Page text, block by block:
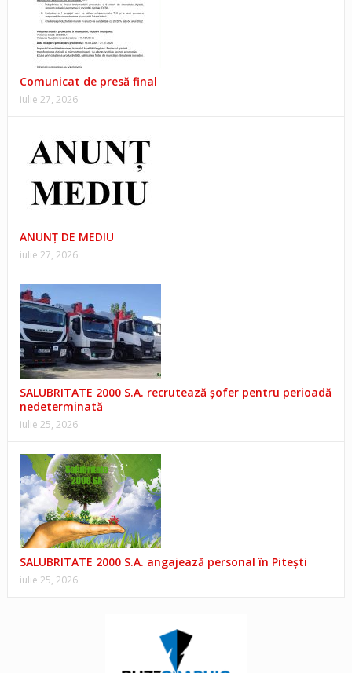
Comunicat de presă final
iulie 27, 2026
ANUNŢ DE MEDIU
iulie 27, 2026
SALUBRITATE 2000 S.A. recrutează șofer pentru perioadă
nedeterminată
iulie 25, 2026
SALUBRITATE 2000 S.A. angajează personal în Pitești
iulie 25, 2026